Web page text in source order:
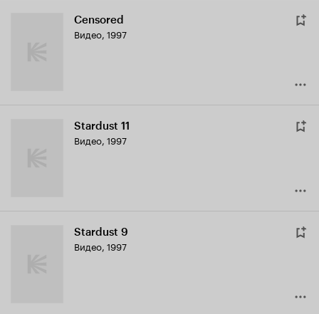
Censored
Видео, 1997
Stardust 11
Видео, 1997
Stardust 9
Видео, 1997